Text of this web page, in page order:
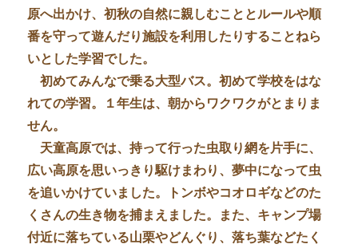
原へ出かけ、初秋の自然に親しむこととルールや順
番を守って遊んだり施設を利用したりすることねら
いとした学習でした。
初めてみんなで乗る大型バス。初めて学校をはな
れての学習。１年生は、朝からワクワクがとまりま
せん。
天童高原では、持って行った虫取り網を片手に、
広い高原を思いっきり駆けまわり、夢中になって虫
を追いかけていました。トンボやコオロギなどのた
くさんの生き物を捕まえました。また、キャンプ場
付近に落ちている山栗やどんぐり、落ち葉などたく